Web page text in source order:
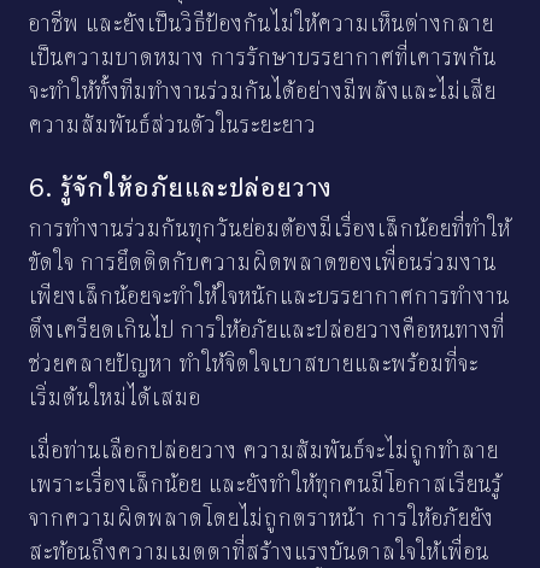
อาชีพ และยังเป็นวิธีป้องกันไม่ให้ความเห็นต่างกลาย
เป็นความบาดหมาง การรักษาบรรยากาศที่เคารพกัน
จะทำให้ทั้งทีมทำงานร่วมกันได้อย่างมีพลังและไม่เสีย
ความสัมพันธ์ส่วนตัวในระยะยาว
6. รู้จักให้อภัยและปล่อยวาง
การทำงานร่วมกันทุกวันย่อมต้องมีเรื่องเล็กน้อยที่ทำให้
ขัดใจ การยึดติดกับความผิดพลาดของเพื่อนร่วมงาน
เพียงเล็กน้อยจะทำให้ใจหนักและบรรยากาศการทำงาน
ตึงเครียดเกินไป การให้อภัยและปล่อยวางคือหนทางที่
ช่วยคลายปัญหา ทำให้จิตใจเบาสบายและพร้อมที่จะ
เริ่มต้นใหม่ได้เสมอ
เมื่อท่านเลือกปล่อยวาง ความสัมพันธ์จะไม่ถูกทำลาย
เพราะเรื่องเล็กน้อย และยังทำให้ทุกคนมีโอกาสเรียนรู้
จากความผิดพลาดโดยไม่ถูกตราหน้า การให้อภัยยัง
สะท้อนถึงความเมตตาที่สร้างแรงบันดาลใจให้เพื่อน